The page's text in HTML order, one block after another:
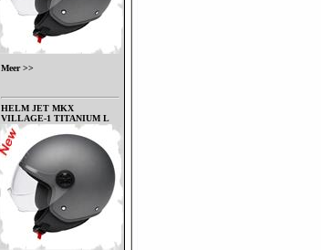
Meer >>
HELM JET MKX
VILLAGE-1 TITANIUM L